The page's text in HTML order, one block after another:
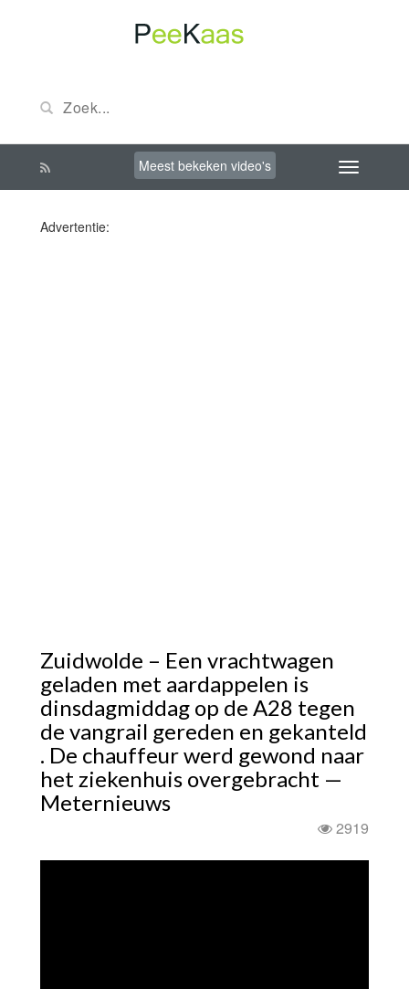
Meest bekeken video's
Advertentie:
Zuidwolde – Een vrachtwagen
geladen met aardappelen is
dinsdagmiddag op de A28 tegen
de vangrail gereden en gekanteld
. De chauffeur werd gewond naar
het ziekenhuis overgebracht —
Meternieuws
2919